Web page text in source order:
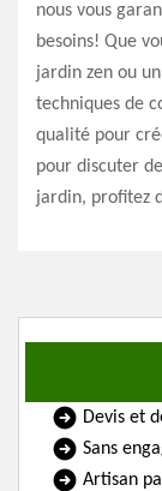
nous vous
besoins! Que
jardin zen ou
techniques de
qualité pour
pour discuter
jardin, profitez
Devis et
Sans
Artisan